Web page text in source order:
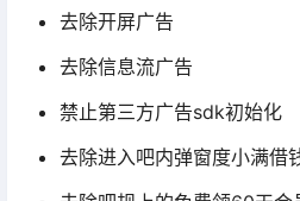
去除开屏广告
去除信息流广告
禁止第三方广告sdk初始化
去除进入吧内弹窗度小满借